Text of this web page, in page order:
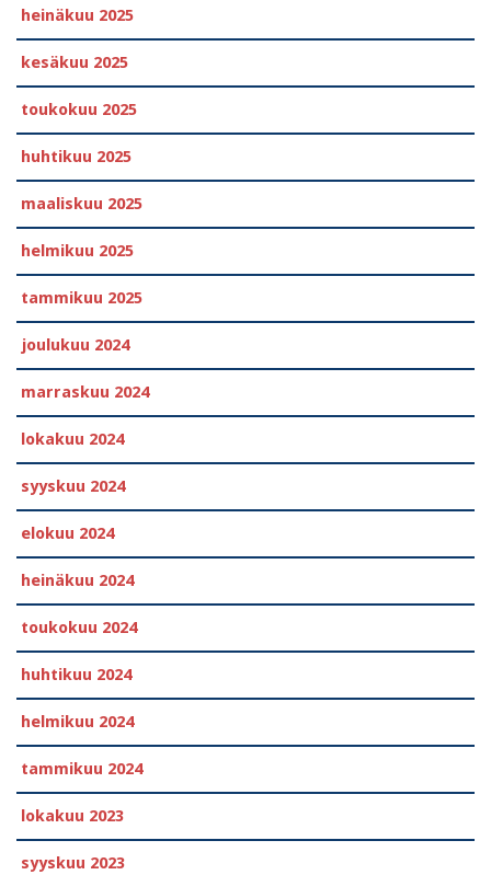
heinäkuu 2025
kesäkuu 2025
toukokuu 2025
huhtikuu 2025
maaliskuu 2025
helmikuu 2025
tammikuu 2025
joulukuu 2024
marraskuu 2024
lokakuu 2024
syyskuu 2024
elokuu 2024
heinäkuu 2024
toukokuu 2024
huhtikuu 2024
helmikuu 2024
tammikuu 2024
lokakuu 2023
syyskuu 2023